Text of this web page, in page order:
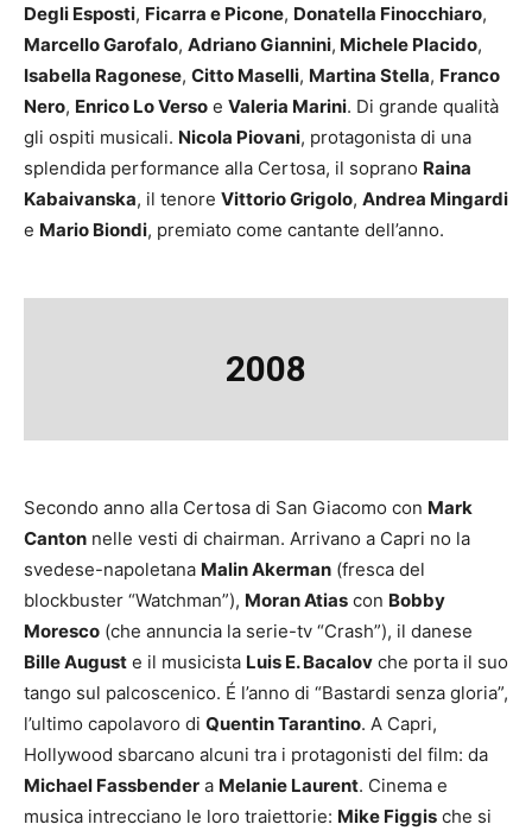
Degli Esposti, Ficarra e Picone, Donatella Finocchiaro,
Marcello Garofalo, Adriano Giannini, Michele Placido,
Isabella Ragonese, Citto Maselli, Martina Stella, Franco
Nero, Enrico Lo Verso e Valeria Marini. Di grande qualità
gli ospiti musicali. Nicola Piovani, protagonista di una
splendida performance alla Certosa, il soprano Raina
Kabaivanska, il tenore Vittorio Grigolo, Andrea Mingardi
e Mario Biondi, premiato come cantante dell’anno.
2008
Secondo anno alla Certosa di San Giacomo con Mark
Canton nelle vesti di chairman. Arrivano a Capri no la
svedese-napoletana Malin Akerman (fresca del
blockbuster “Watchman”), Moran Atias con Bobby
Moresco (che annuncia la serie-tv “Crash”), il danese
Bille August e il musicista Luis E. Bacalov che porta il suo
tango sul palcoscenico. É l’anno di “Bastardi senza gloria”,
l’ultimo capolavoro di Quentin Tarantino. A Capri,
Hollywood sbarcano alcuni tra i protagonisti del film: da
Michael Fassbender a Melanie Laurent. Cinema e
musica intrecciano le loro traiettorie: Mike Figgis che si